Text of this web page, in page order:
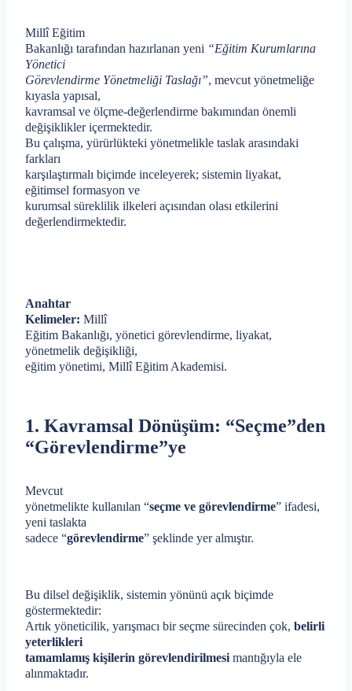
Millî Eğitim
Bakanlığı tarafından hazırlanan yeni “Eğitim Kurumlarına
Yönetici
Görevlendirme Yönetmeliği Taslağı”, mevcut yönetmeliğe
kıyasla yapısal,
kavramsal ve ölçme-değerlendirme bakımından önemli
değişiklikler içermektedir.
Bu çalışma, yürürlükteki yönetmelikle taslak arasındaki
farkları
karşılaştırmalı biçimde inceleyerek; sistemin liyakat,
eğitimsel formasyon ve
kurumsal süreklilik ilkeleri açısından olası etkilerini
değerlendirmektedir.
Anahtar
Kelimeler: Millî
Eğitim Bakanlığı, yönetici görevlendirme, liyakat,
yönetmelik değişikliği,
eğitim yönetimi, Millî Eğitim Akademisi.
1. Kavramsal Dönüşüm: “Seçme”den
“Görevlendirme”ye
Mevcut
yönetmelikte kullanılan “seçme ve görevlendirme” ifadesi,
yeni taslakta
sadece “görevlendirme” şeklinde yer almıştır.
Bu dilsel değişiklik, sistemin yönünü açık biçimde
göstermektedir:
Artık yöneticilik, yarışmacı bir seçme sürecinden çok, belirli
yeterlikleri
tamamlamış kişilerin görevlendirilmesi mantığıyla ele
alınmaktadır.